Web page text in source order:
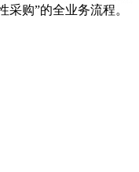
采购”的全业务流程。